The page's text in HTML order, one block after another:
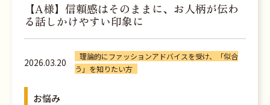
【A様】信頼感はそのままに、お人柄が伝わ
る話しかけやすい印象に
2026.03.20
理論的にファッションアドバイスを受け、「似合
う」を知りたい方
お悩み